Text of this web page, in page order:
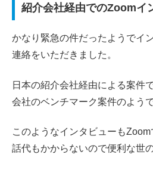
紹介会社経由でのZoomイ
かなり緊急の件だったようでイ
連絡をいただきました。
日本の紹介会社経由による案件
会社のベンチマーク案件のようで
このようなインタビューも
話代もかからないので便利な世